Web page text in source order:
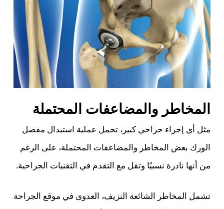
المخاطر والمضاعفات المحتملة
مثل أي إجراء جراحي كبير، تحمل عملية استبدال مفصل
الورك بعض المخاطر والمضاعفات المحتملة، على الرغم
من أنها نادرة نسبيًا وتقل مع التقدم في التقنيات الجراحية.
تشمل المخاطر الشائعة النزيف، العدوى في موقع الجراحة